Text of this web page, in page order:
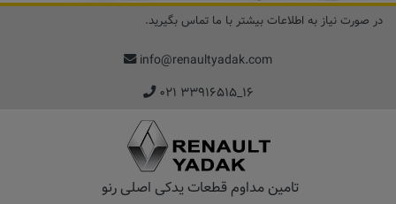
در صورت نیاز به اطلاعات بیشتر با ما تماس بگیرید.
info@renaultyadak.com
۰۲۱ ۳۳۹۱۶۵۱۵_۱۶
تامین مداوم قطعات یدکی اصلی رنو